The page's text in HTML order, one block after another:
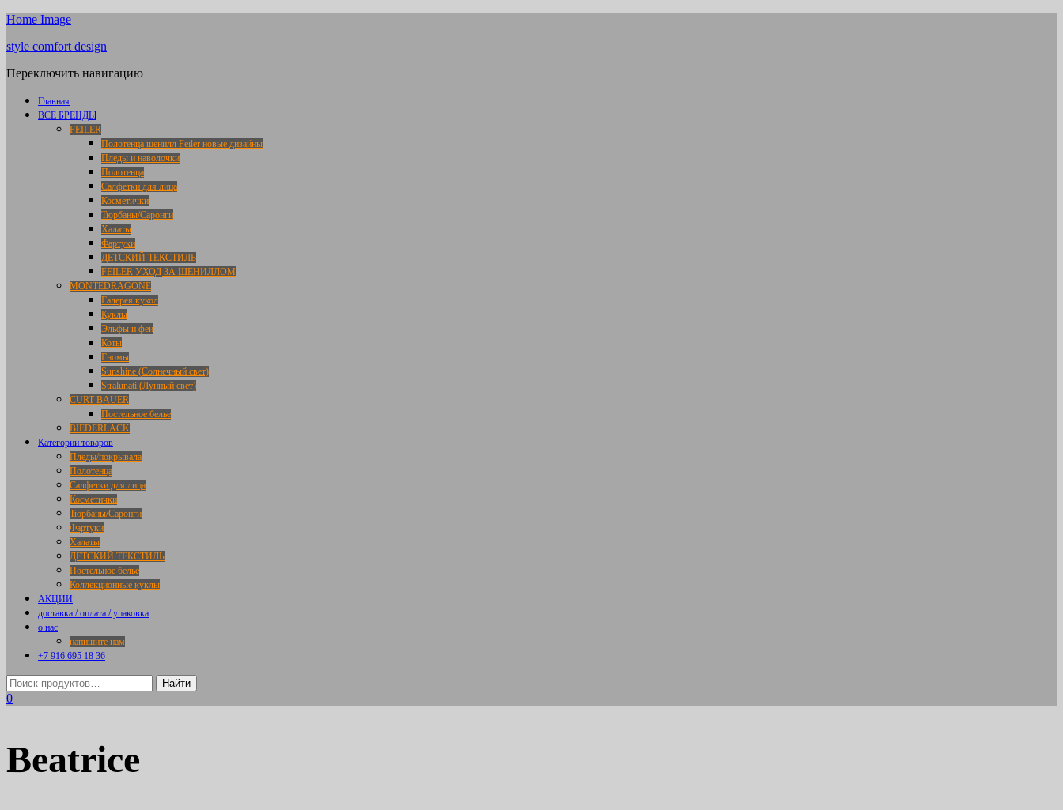
Home Image
style comfort design
Переключить навигацию
Главная
ВСЕ БРЕНДЫ
FEILER
Полотенца шенилл Feiler новые дизайны
Пледы и наволочки
Полотенца
Салфетки для лица
Косметички
Тюрбаны/Саронги
Халаты
Фартуки
ДЕТСКИЙ ТЕКСТИЛЬ
FEILER УХОД ЗА ШЕНИЛЛОМ
MONTEDRAGONE
Галерея кукол
Куклы
Эльфы и феи
Коты
Гномы
Sunshine (Солнечный свет)
Stralunati (Лунный свет)
CURT BAUER
Постельное белье
BIEDERLACK
Категории товаров
Пледы/покрывала
Полотенца
Салфетки для лица
Косметички
Тюрбаны/Саронги
Фартуки
Халаты
ДЕТСКИЙ ТЕКСТИЛЬ
Постельное белье
Коллекционные куклы
АКЦИИ
доставка / оплата / упаковка
о нас
напишите нам
+7 916 695 18 36
0
Beatrice